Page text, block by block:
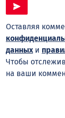
Оставляя
данных и
Чтобы
на ваши